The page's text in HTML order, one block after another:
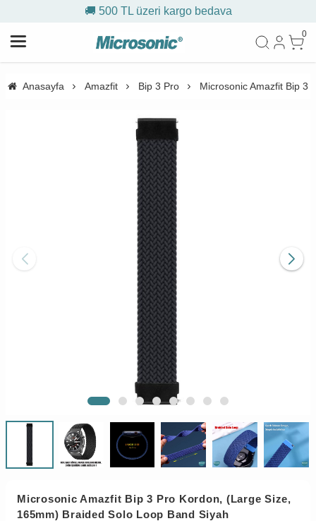
🚚 500 TL üzeri kargo bedava
0
Anasayfa Amazfit Bip 3 Pro Microsonic Amazfit Bip 3
Microsonic Amazfit Bip 3 Pro Kordon, (Large Size,
165mm) Braided Solo Loop Band Siyah